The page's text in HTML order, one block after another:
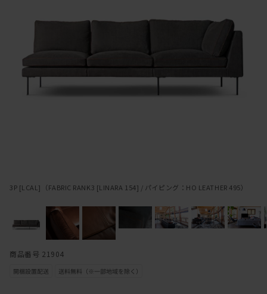
3P [LCAL]（FABRIC RANK3 [LINARA 154] / パイピング：HO LEATHER 495）
商品番号 21904